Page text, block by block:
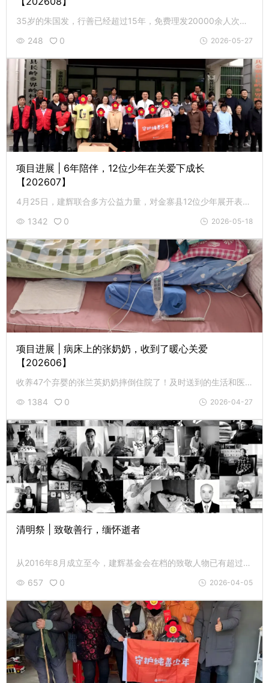
35岁的朱国发，行善已经超过15年，免费理发20000余人次，累计志愿服务时长超过13800小时。4月8日，建辉基金会代表捐助人为他提供4000元心愿支持款，为他的义剪助人之路加油！
248
0 2026-05-27
项目进展 | 6年陪伴，12位少年在关爱下成长
【202607】
4月25日，建辉联合多方公益力量，对金寨县12位少年展开表彰和走访活动。6年的陪伴，孩子们在关爱中健康成长。
1342
0 2026-05-18
项目进展 | 病床上的张奶奶，收到了暖心关爱
【202606】
收养47个弃婴的张兰英奶奶摔倒住院了！及时送到的生活和医疗补助很好地缓解了她的燃眉之急，让她和孩子们非常暖心。
1384
0 2026-04-27
清明祭 | 致敬善行，缅怀逝者
从2016年8月成立至今，建辉基金会在档的致敬人物已有超过百人永远离开了我们。他们虽然已经离去，但留下的光，仍然亮着......
657
0 2026-04-05